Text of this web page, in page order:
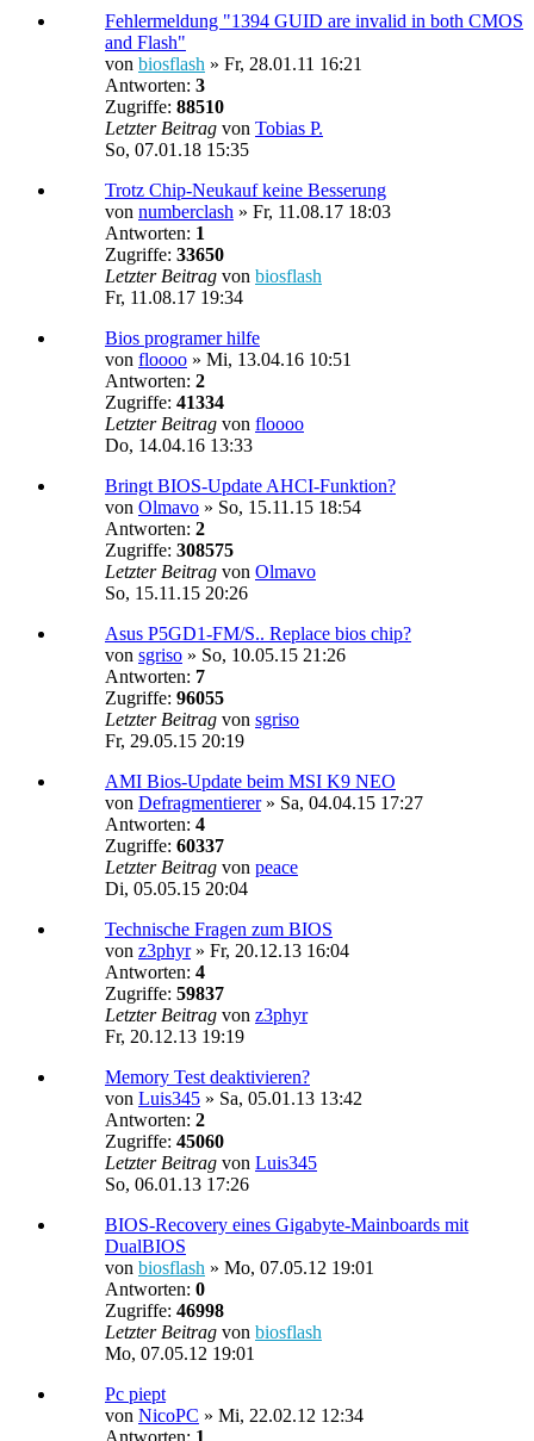
Fehlermeldung "1394 GUID are invalid in both CMOS
and Flash"
von biosflash » Fr, 28.01.11 16:21
Antworten: 3
Zugriffe: 88510
Letzter Beitrag von Tobias P.
So, 07.01.18 15:35
Trotz Chip-Neukauf keine Besserung
von numberclash » Fr, 11.08.17 18:03
Antworten: 1
Zugriffe: 33650
Letzter Beitrag von biosflash
Fr, 11.08.17 19:34
Bios programer hilfe
von floooo » Mi, 13.04.16 10:51
Antworten: 2
Zugriffe: 41334
Letzter Beitrag von floooo
Do, 14.04.16 13:33
Bringt BIOS-Update AHCI-Funktion?
von Olmavo » So, 15.11.15 18:54
Antworten: 2
Zugriffe: 308575
Letzter Beitrag von Olmavo
So, 15.11.15 20:26
Asus P5GD1-FM/S.. Replace bios chip?
von sgriso » So, 10.05.15 21:26
Antworten: 7
Zugriffe: 96055
Letzter Beitrag von sgriso
Fr, 29.05.15 20:19
AMI Bios-Update beim MSI K9 NEO
von Defragmentierer» Sa, 04.04.15 17:27
Antworten: 4
Zugriffe: 60337
Letzter Beitrag von peace
Di, 05.05.15 20:04
Technische Fragen zum BIOS
von z3phyr» Fr, 20.12.13 16:04
Antworten: 4
Zugriffe: 59837
Letzter Beitrag von z3phyr
Fr, 20.12.13 19:19
Memory Test deaktivieren?
von Luis345 » Sa, 05.01.13 13:42
Antworten: 2
Zugriffe: 45060
Letzter Beitrag von Luis345
So, 06.01.13 17:26
BIOS-Recovery eines Gigabyte-Mainboards mit
DualBIOS
von biosflash » Mo, 07.05.12 19:01
Antworten: 0
Zugriffe: 46998
Letzter Beitrag von biosflash
Mo, 07.05.12 19:01
Pc piept
von NicoPC » Mi, 22.02.12 12:34
Antworten: 1